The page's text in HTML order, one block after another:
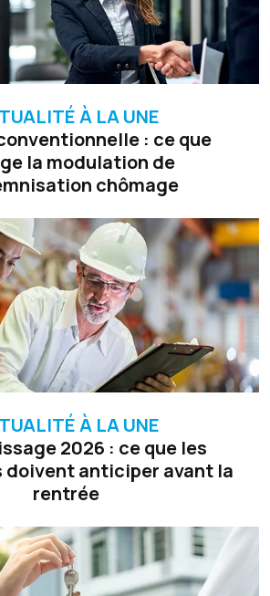
À LA UNE
: ce que
la modulation de
chômage
À LA UNE
2026 : ce que les
doivent anticiper avant la
rentrée